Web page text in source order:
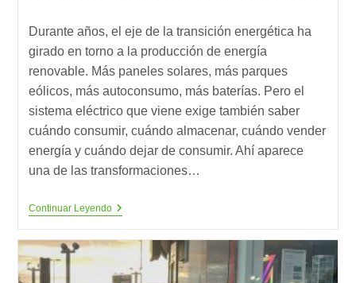
la
entrada:
la
entrada:
lectura:
Durante años, el eje de la transición energética ha
girado en torno a la producción de energía
renovable. Más paneles solares, más parques
eólicos, más autoconsumo, más baterías. Pero el
sistema eléctrico que viene exige también saber
cuándo consumir, cuándo almacenar, cuándo vender
energía y cuándo dejar de consumir. Ahí aparece
una de las transformaciones…
Continuar LeyendoEl
Ya
Depende